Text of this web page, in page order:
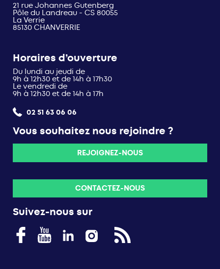
21 rue Johannes Gutenberg
Pôle du Landreau - CS 80055
La Verrie
85130 CHANVERRIE
Horaires d’ouverture
Du lundi au jeudi de
9h à 12h30 et de 14h à 17h30
Le vendredi de
9h à 12h30 et de 14h à 17h
02 51 63 06 06
Vous souhaitez nous rejoindre ?
REJOIGNEZ-NOUS
CONTACTEZ-NOUS
Suivez-nous sur